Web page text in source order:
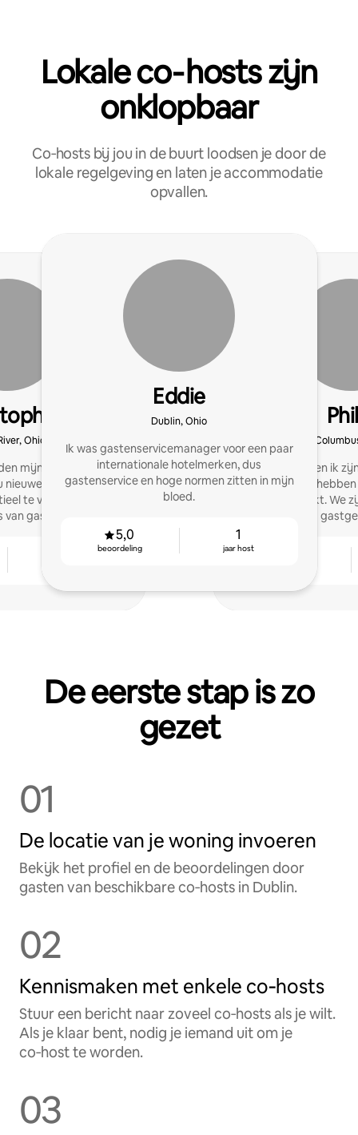
Lokale co‑hosts zijn
onklopbaar
Co‑hosts bij jou in de buurt loodsen je door de
lokale regelgeving en laten je accommodatie
opvallen.
Ohio
mijn eerste Airbnb
nieuwe hosts om hun
te vergroten en
gasten te krijgen.
Eddie
Dublin, Ohio
Ik was gastenservicemanager voor een paar
internationale hotelmerken, dus
gastenservice en hoge normen zitten in mijn
bloed.
5,0
beoordeling
1
jaar host
Mijn vrouw en ik
begonnen en
status bereikt. We
De eerste stap is zo
gezet
01
De locatie van je woning invoeren
Bekijk het profiel en de beoordelingen door
gasten van beschikbare co‑hosts in Dublin.
02
Kennismaken met enkele co‑hosts
Stuur een bericht naar zoveel co‑hosts als je wilt.
Als je klaar bent, nodig je iemand uit om je
co‑host te worden.
03